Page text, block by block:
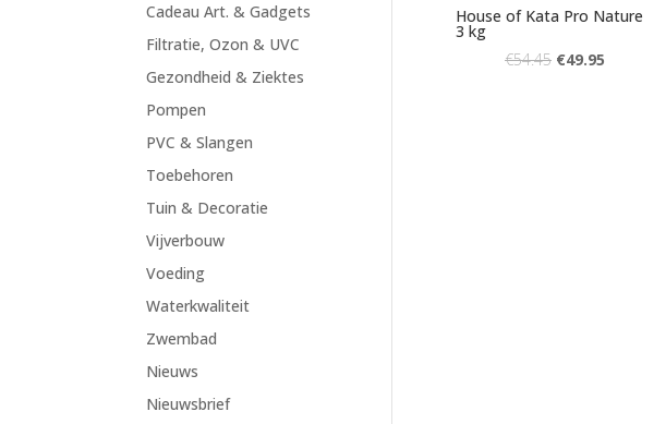
House of Kata Pro Nature
3 kg
€54.45 €49.95
Cadeau Art. & Gadgets
Filtratie, Ozon & UVC
Gezondheid & Ziektes
Pompen
PVC & Slangen
Toebehoren
Tuin & Decoratie
Vijverbouw
Voeding
Waterkwaliteit
Zwembad
Nieuws
Nieuwsbrief